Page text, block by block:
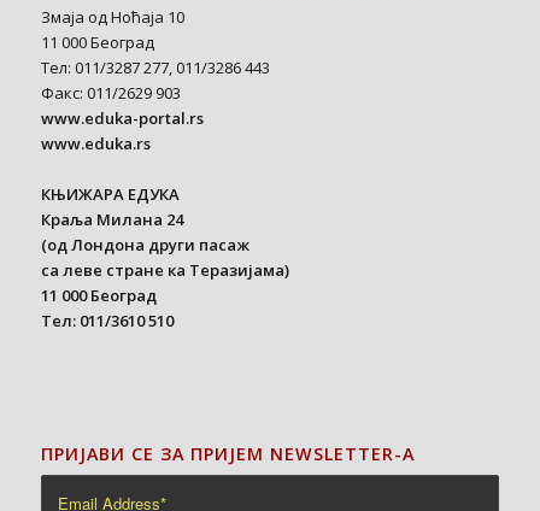
Змаја од Ноћаја 10
11 000 Београд
Тел: 011/3287 277, 011/3286 443
Факс: 011/2629 903
www.eduka-portal.rs
www.eduka.rs
КЊИЖАРА ЕДУКА
Краља Милана 24
(од Лондона други пасаж
са леве стране ка Теразијама)
11 000 Београд
Тел: 011/3610 510
ПРИЈАВИ СЕ ЗА ПРИЈЕМ NEWSLETTER-A